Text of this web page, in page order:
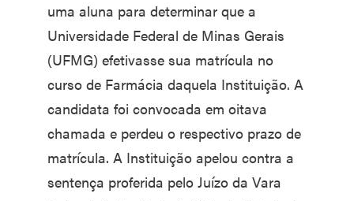
uma aluna para determinar que a
Universidade Federal de Minas Gerais
(UFMG) efetivasse sua matrícula no
curso de Farmácia daquela Instituição. A
candidata foi convocada em oitava
chamada e perdeu o respectivo prazo de
matrícula. A Instituição apelou contra a
sentença proferida pelo Juízo da Vara